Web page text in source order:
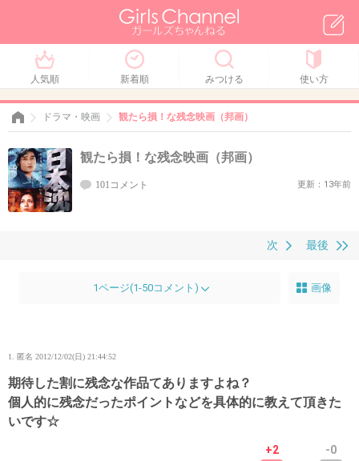
人気順 新着順 みつける 使い方
ドラマ・映画 観たら損！な残念映画（邦画）
観たら損！な残念映画（邦画）
101コメント 更新：13年前
最後
次
1ページ(1-50コメント) 画像
1. 匿名 2012/12/02(日) 21:44:52
期待した割に残念な作品てありますよね？
個人的に残念だったポイントなどを具体的に教えて頂きた
いです☆
+2 -0